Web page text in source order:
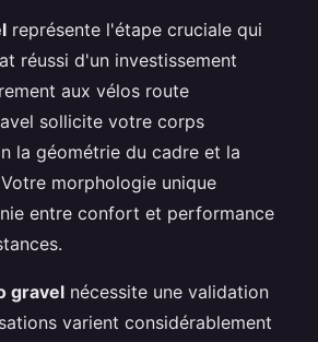
représente l'étape cruciale qui
réussi d'un investissement
aux vélos route
sollicite votre corps
la géométrie du cadre et la
morphologie unique
entre confort et performance
gravel nécessite une validation
varient considérablement